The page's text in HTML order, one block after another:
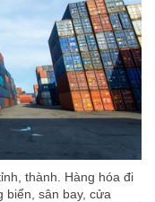
thành. Hàng hóa đi
biển, sân bay, cửa